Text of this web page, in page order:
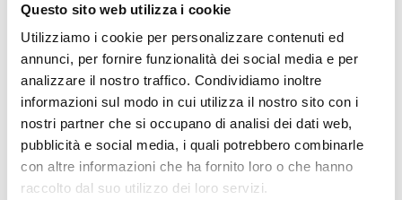
Questo sito web utilizza i cookie
Utilizziamo i cookie per personalizzare contenuti ed
annunci, per fornire funzionalità dei social media e per
analizzare il nostro traffico. Condividiamo inoltre
informazioni sul modo in cui utilizza il nostro sito con i
nostri partner che si occupano di analisi dei dati web,
pubblicità e social media, i quali potrebbero combinarle
con altre informazioni che ha fornito loro o che hanno
raccolto dal suo utilizzo dei loro servizi.
vigenti, l’accesso sarà limitato a 200 persone.
I dettagli per la partecipazione sono i seguenti:
Prevendita: Presso il Caffè Deon (Piazza dei Martiri n. 31,
Belluno) nei giorni 3, 4 e 5 agosto 2026, dalle ore 9:00
alle 12:30 e dalle 16:30 alle 19:00.